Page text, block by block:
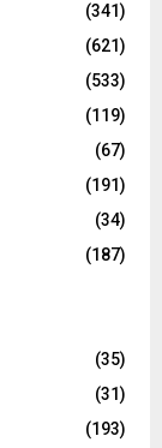
(341)
(621)
(533)
(119)
(67)
(191)
(34)
(187)
(35)
(31)
(193)